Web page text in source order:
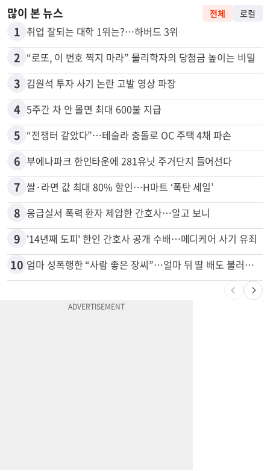
많이 본 뉴스 전체 로컬
1 취업 잘되는 대학 1위는?…하버드 3위
2 “로또, 이 번호 찍지 마라” 물리학자의 당첨금 높이는 비밀
3 김원석 투자 사기 논란 고발 영상 파장
4 5주간 차 안 몰면 최대 600불 지급
5 “전쟁터 같았다”…테슬라 충돌로 OC 주택 4채 파손
6 부에나파크 한인타운에 281유닛 주거단지 들어선다
7 쌀·라면 값 최대 80% 할인…H마트 ‘폭탄 세일’
8 응급실서 폭력 환자 제압한 간호사…알고 보니
9 '14년째 도피' 한인 간호사 공개 수배…메디케어 사기 유죄
10 엄마 성폭행한 “사람 좋은 장씨”…얼마 뒤 딸 배도 불러왔다